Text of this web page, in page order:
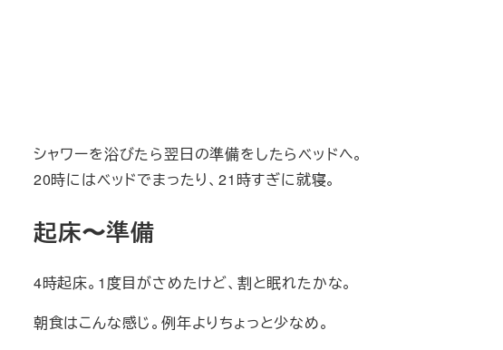
シャワーを浴びたら翌日の準備をしたらベッドへ。
20時にはベッドでまったり、21時すぎに就寝。
起床〜準備
4時起床。1度目がさめたけど、割と眠れたかな。
朝食はこんな感じ。例年よりちょっと少なめ。